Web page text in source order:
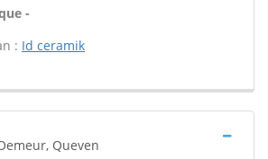
-
: Id ceramik
Queven